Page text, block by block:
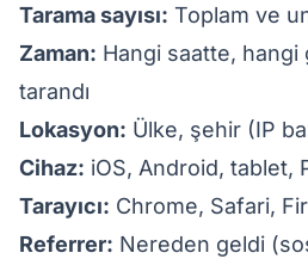
Tarama sayısı: Toplam ve
Zaman: Hangi saatte, hangi
tarandı
Lokasyon: Ülke, şehir (IP
Cihaz: iOS, Android, tablet,
Tarayıcı: Chrome, Safari,
Referrer: Nereden geldi